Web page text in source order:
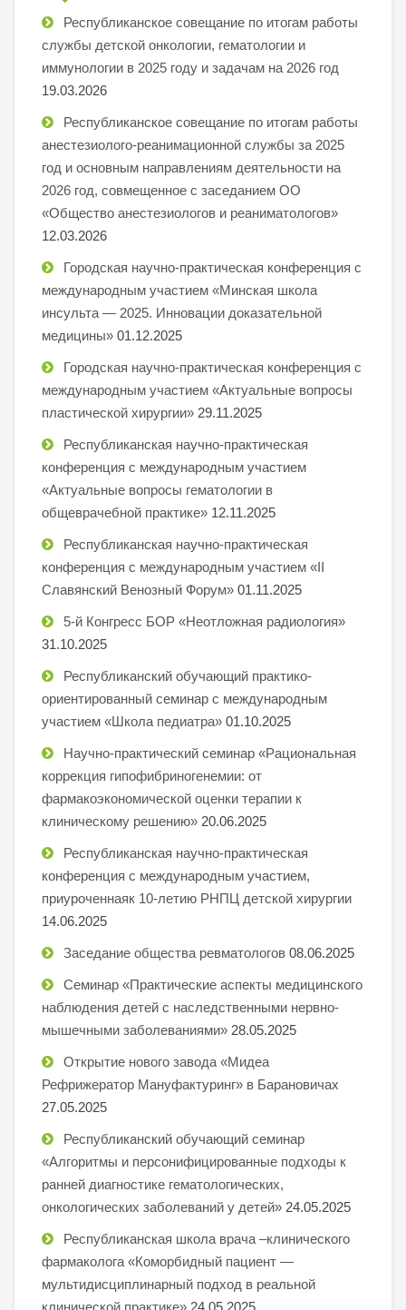
Республиканское совещание по итогам работы
службы детской онкологии, гематологии и
иммунологии в 2025 году и задачам на 2026 год
19.03.2026
Республиканское совещание по итогам работы
анестезиолого-реанимационной службы за 2025
год и основным направлениям деятельности на
2026 год, совмещенное с заседанием ОО
«Общество анестезиологов и реаниматологов»
12.03.2026
Городская научно-практическая конференция с
международным участием «Минская школа
инсульта — 2025. Инновации доказательной
медицины» 01.12.2025
Городская научно-практическая конференция с
международным участием «Актуальные вопросы
пластической хирургии» 29.11.2025
Республиканская научно-практическая
конференция с международным участием
«Актуальные вопросы гематологии в
общеврачебной практике» 12.11.2025
Республиканская научно-практическая
конференция с международным участием «II
Славянский Венозный Форум» 01.11.2025
5-й Конгресс БОР «Неотложная радиология»
31.10.2025
Республиканский обучающий практико-
ориентированный семинар с международным
участием «Школа педиатра» 01.10.2025
Научно-практический семинар «Рациональная
коррекция гипофибриногенемии: от
фармакоэкономической оценки терапии к
клиническому решению» 20.06.2025
Республиканская научно-практическая
конференция с международным участием,
приуроченнаяк 10-летию РНПЦ детской хирургии
14.06.2025
Заседание общества ревматологов 08.06.2025
Семинар «Практические аспекты медицинского
наблюдения детей с наследственными нервно-
мышечными заболеваниями» 28.05.2025
Открытие нового завода «Мидеа
Рефрижератор Мануфактуринг» в Барановичах
27.05.2025
Республиканский обучающий семинар
«Алгоритмы и персонифицированные подходы к
ранней диагностике гематологических,
онкологических заболеваний у детей» 24.05.2025
Республиканская школа врача –клинического
фармаколога «Коморбидный пациент —
мультидисциплинарный подход в реальной
клинической практике» 24.05.2025